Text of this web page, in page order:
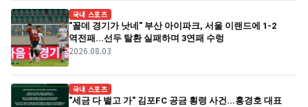
국내 스포츠
"꼴데 경기가 낫네" 부산 아이파크, 서울 이랜드에 1-2
역전패...선두 탈환 실패하며 3연패 수렁
2026.08.03
국내 스포츠
"세금 다 뱉고 가" 김포FC 공금 횡령 사건...홍경호 대표